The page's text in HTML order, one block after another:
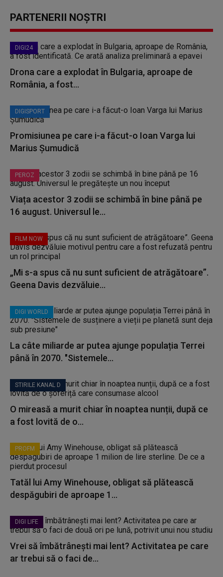
PARTENERII NOȘTRI
DIGI24
Drona care a explodat în Bulgaria, aproape de
România, a fost...
DIGISPORT
Promisiunea pe care i-a făcut-o Ioan Varga lui
Marius Șumudică
PEROZ
Viața acestor 3 zodii se schimbă în bine până pe
16 august. Universul le...
FILM NOW
„Mi s-a spus că nu sunt suficient de atrăgătoare”.
Geena Davis dezvăluie...
DIGI WORLD
La câte miliarde ar putea ajunge populația Terrei
până în 2070. "Sistemele...
STIRILE KANAL D
O mireasă a murit chiar în noaptea nunții, după ce
a fost lovită de o...
PROFM
Tatăl lui Amy Winehouse, obligat să plătească
despăgubiri de aproape 1...
DIGI LIFE
Vrei să îmbătrânești mai lent? Activitatea pe care
ar trebui să o faci de...